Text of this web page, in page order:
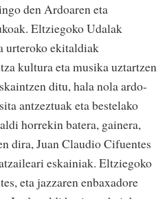
den Ardoaren eta
Eltziegoko Udalak
urteroko ekitaldiak
kultura eta musika uztartzen
ditu, hala nola ardo-
antzeztuak eta bestelako
horrekin batera, gainera,
dira, Juan Claudio Cifuentes
eskainiak. Eltziegoko
eta jazzaren enbaxadore